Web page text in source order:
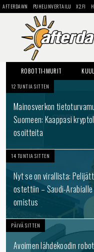
AFTERDAWN PUHELINVERTAILU X2.FI
ROBOTTI-IMURIT
12 TUNTIA SITTEN
Mainosverkon
Suomeen: Kaappasi
osoitteita
14 TUNTIA SITTEN
Nyt se on virallista:
ostettiin – Saudi-
omistus
PÄIVÄ SITTEN
Avoimen lähdekoodin